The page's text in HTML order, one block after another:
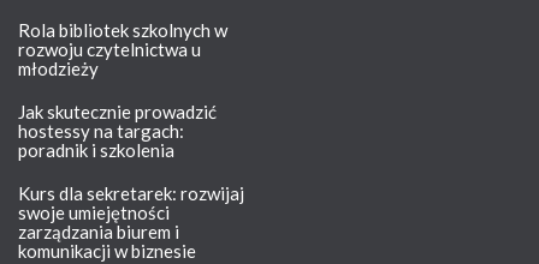
Rola bibliotek szkolnych w
rozwoju czytelnictwa u
młodzieży
Jak skutecznie prowadzić
hostessy na targach:
poradnik i szkolenia
Kurs dla sekretarek: rozwijaj
swoje umiejętności
zarządzania biurem i
komunikacji w biznesie